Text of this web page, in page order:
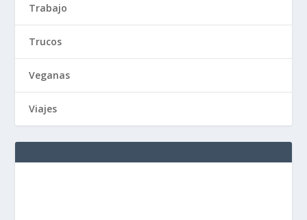
Trabajo
Trucos
Veganas
Viajes